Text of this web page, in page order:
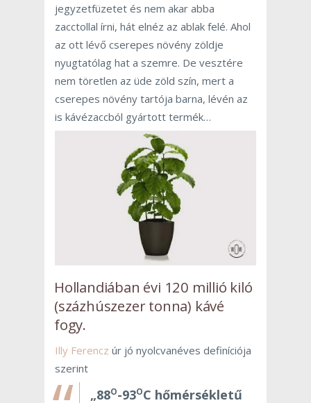
jegyzetfüzetet és nem akar abba
zacctollal írni, hát elnéz az ablak felé. Ahol
az ott lévő cserepes növény zöldje
nyugtatólag hat a szemre. De vesztére
nem töretlen az üde zöld szín, mert a
cserepes növény tartója barna, lévén az
is kávézaccból gyártott termék…
Hollandiában évi 120 millió kiló
(százhúszezer tonna) kávé
fogy.
Illy Ferencz úr jó nyolcvanéves definíciója
szerint
„88O-93OC hőmérsékletű